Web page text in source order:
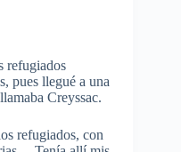
refugiados
pues llegué a una
Creyssac.
refugiados, con